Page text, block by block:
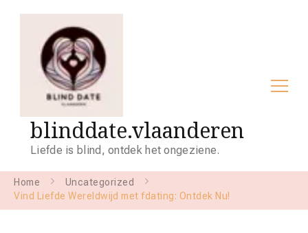
blinddate.vlaanderen
Liefde is blind, ontdek het ongeziene.
Home
Uncategorized
Vind Liefde Wereldwijd met fdating: Ontdek Nu!